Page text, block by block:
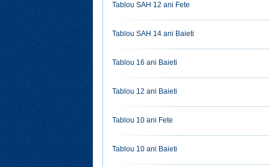
Tablou SAH 12 ani Fete
Tablou SAH 14 ani Baieti
Tablou 16 ani Baieti
Tablou 12 ani Baieti
Tablou 10 ani Fete
Tablou 10 ani Baieti